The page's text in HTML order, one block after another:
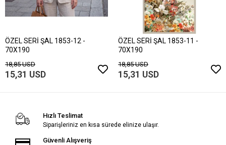
ÖZEL SERİ ŞAL 1853-12 -
70X190
18,85 USD
15,31 USD
ÖZEL SERİ ŞAL 1853-11 -
70X190
18,85 USD
15,31 USD
Hızlı Teslimat
Siparişleriniz en kısa sürede elinize ulaşır.
Güvenli Alışveriş